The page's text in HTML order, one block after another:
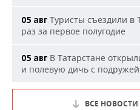
05 авг Туристы съездили в
раз за первое полугодие
05 авг В Татарстане
и полевую дичь с
ВСЕ НОВОСТИ